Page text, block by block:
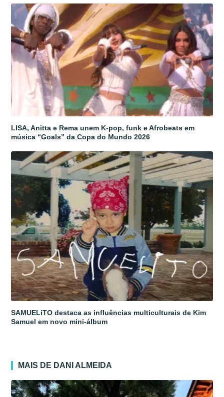
LISA, Anitta e Rema unem K-pop, funk e Afrobeats em
música “Goals” da Copa do Mundo 2026
SAMUELiTO destaca as influências multiculturais de Kim
Samuel em novo mini-álbum
MAIS DE DANI ALMEIDA